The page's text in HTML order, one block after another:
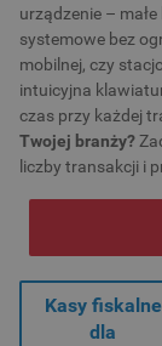
urządzenie –
systemowe bez
mobilnej, czy
intuicyjna
czas przy każdej
Twojej branży?
liczby transakcji i
Kasy fiskalne
dla